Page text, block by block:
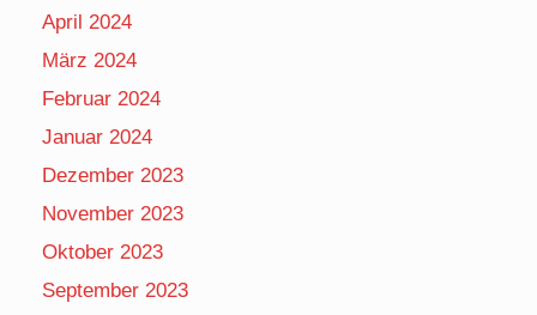
April 2024
März 2024
Februar 2024
Januar 2024
Dezember 2023
November 2023
Oktober 2023
September 2023